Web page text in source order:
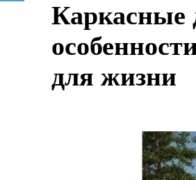
Каркасные
для жизни